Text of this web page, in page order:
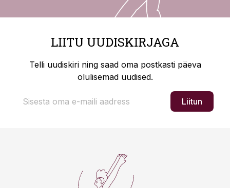
LIITU UUDISKIRJAGA
Telli uudiskiri ning saad oma postkasti päeva
olulisemad uudised.
Liitun